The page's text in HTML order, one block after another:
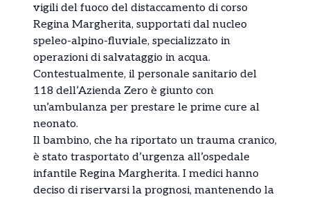
vigili del fuoco del distaccamento di corso
Regina Margherita, supportati dal nucleo
speleo-alpino-fluviale, specializzato in
operazioni di salvataggio in acqua.
Contestualmente, il personale sanitario del
118 dell’Azienda Zero è giunto con
un’ambulanza per prestare le prime cure al
neonato.
Il bambino, che ha riportato un trauma cranico,
è stato trasportato d’urgenza all’ospedale
infantile Regina Margherita. I medici hanno
deciso di riservarsi la prognosi, mantenendo la